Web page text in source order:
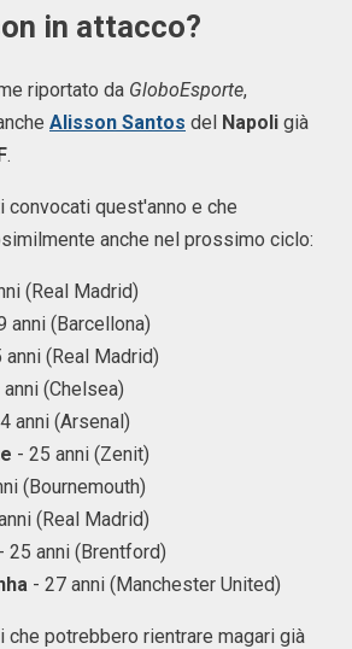
in attacco?
riportato da GloboEsporte,
Alisson Santos del Napoli già
.
convocati quest'anno e che
anche nel prossimo ciclo:
(Real Madrid)
anni (Barcellona)
anni (Real Madrid)
(Chelsea)
anni (Arsenal)
- 25 anni (Zenit)
(Bournemouth)
(Real Madrid)
- 25 anni (Brentford)
- 27 anni (Manchester United)
che potrebbero rientrare magari già